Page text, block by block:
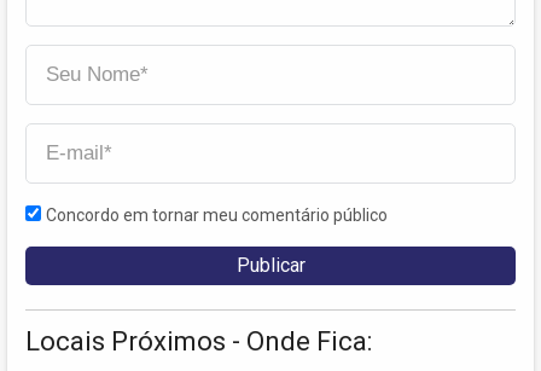
Concordo em tornar meu comentário público
Locais Próximos - Onde Fica: